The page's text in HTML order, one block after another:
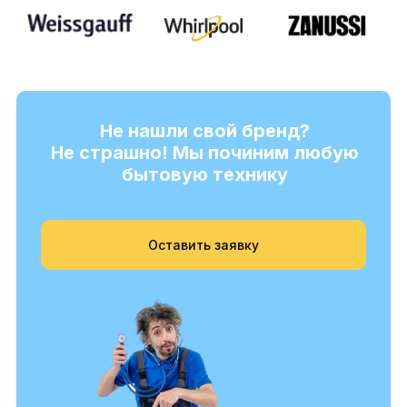
Не нашли свой бренд?
Не страшно! Мы починим любую
бытовую технику
Оставить заявку